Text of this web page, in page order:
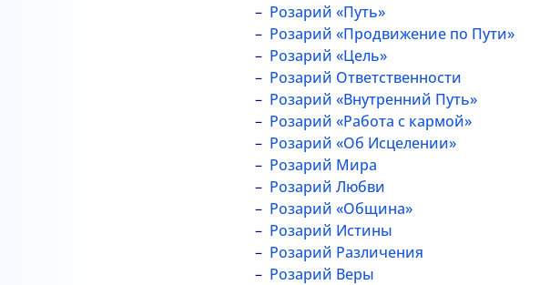
Розарий «Путь»
Розарий «Продвижение по Пути»
Розарий «Цель»
Розарий Ответственности
Розарий «Внутренний Путь»
Розарий «Работа с кармой»
Розарий «Об Исцелении»
Розарий Мира
Розарий Любви
Розарий «Община»
Розарий Истины
Розарий Различения
Розарий Веры